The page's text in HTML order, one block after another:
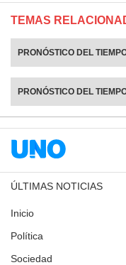
TEMAS
PRONÓSTICO DEL
PRONÓSTICO DEL
ÚLTIMAS NOTICIAS
Inicio
Política
Sociedad